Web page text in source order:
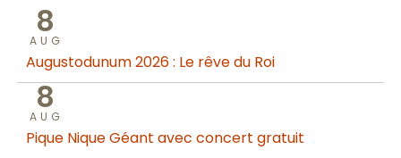
8
AUG
Augustodunum 2026 : Le rêve du Roi
8
AUG
Pique Nique Géant avec concert gratuit